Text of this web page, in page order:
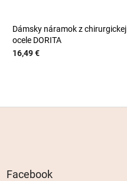
Dámsky náramok z chirurgickej
ocele DORITA
16,49 €
Facebook